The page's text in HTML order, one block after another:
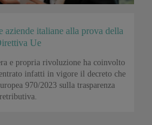
aziende italiane alla prova della
Ue
e propria rivoluzione ha coinvolto
infatti in vigore il decreto che
970/2023 sulla trasparenza
retributiva.